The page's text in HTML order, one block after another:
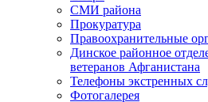
СМИ района
Прокуратура
Правоохранительные
Динское районное
ветеранов Афганистана
Телефоны экстренных
Фотогалерея